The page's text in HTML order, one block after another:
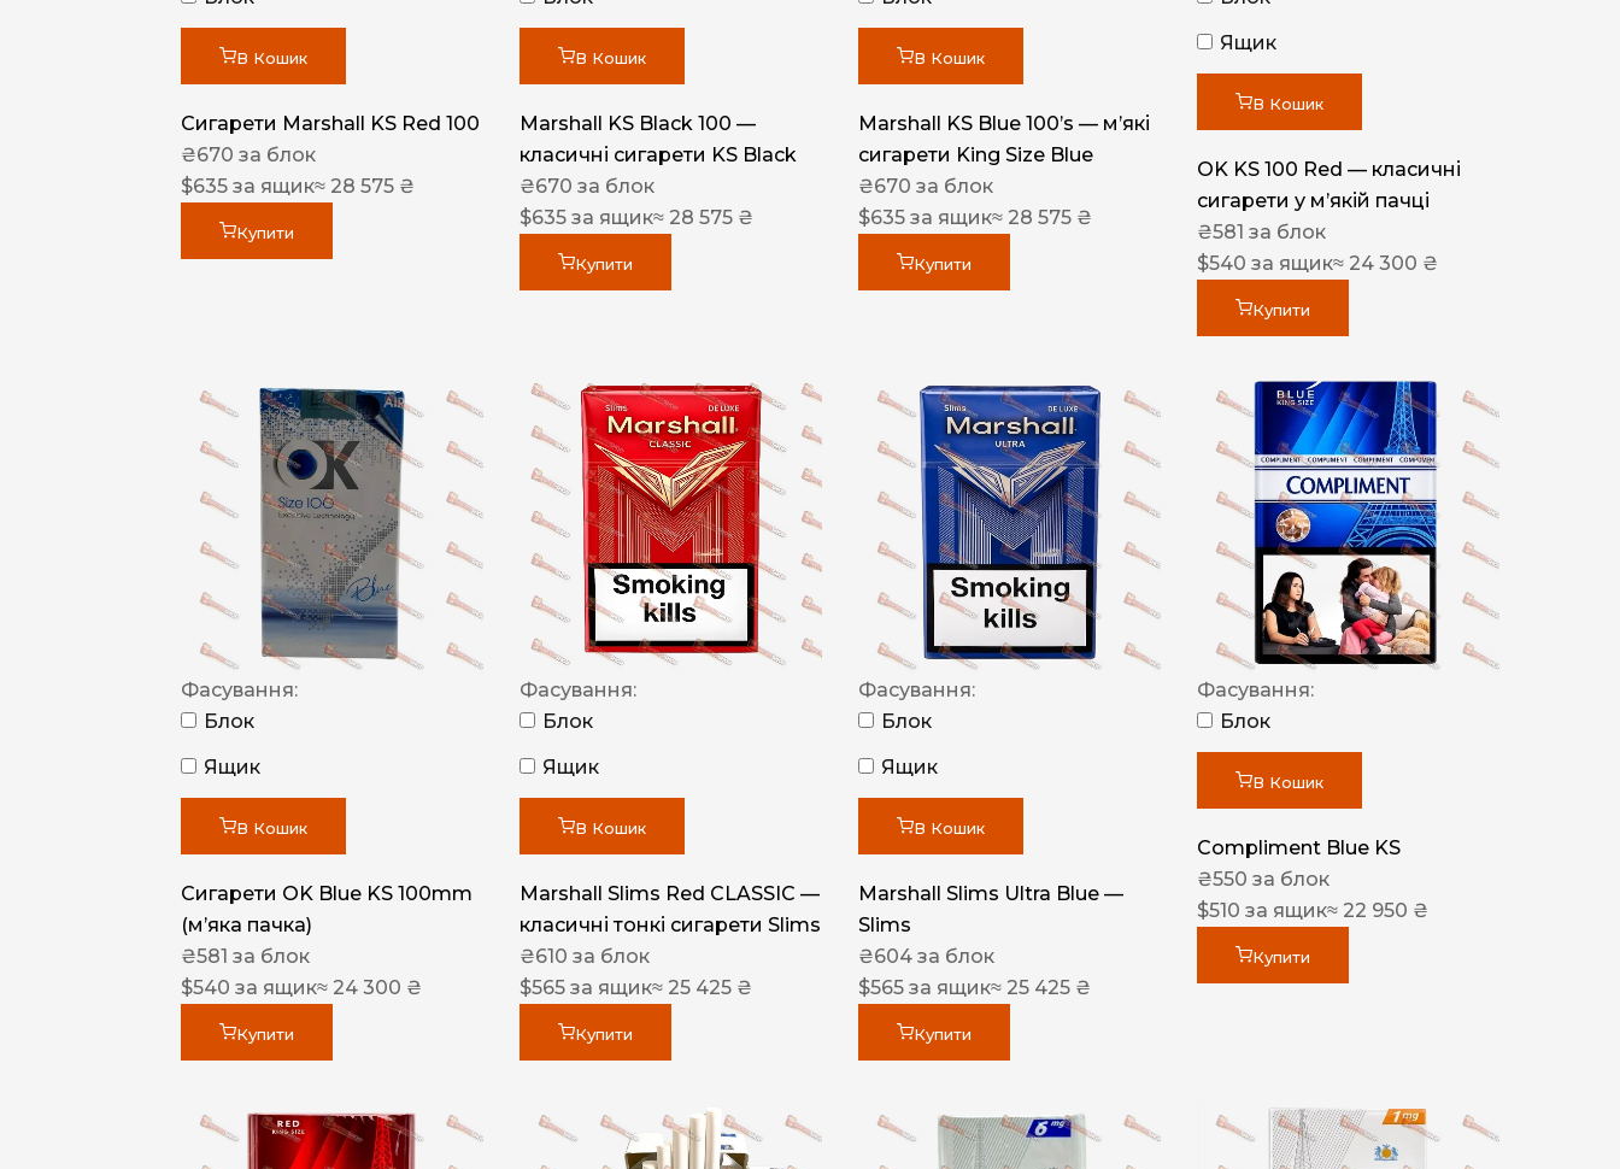
Nistru
PULL
Focus
De Santis
MONUS
NERO
NERO
Гуцульскі
Italian Blend 821
MAN
Arizona
В Кошик
Сигарети Marshall KS Red 100
₴670 за блок
$635 за ящик≈ 28 575 ₴
Купити
В Кошик
Marshall KS Black 100 —
класичні сигарети KS Black
₴670 за блок
$635 за ящик≈ 28 575 ₴
Купити
В Кошик
Marshall KS Blue 100’s — м’які
сигарети King Size Blue
₴670 за блок
$635 за ящик≈ 28 575 ₴
Купити
Ящик
В Кошик
OK KS 100 Red — класичні
сигарети у м’якій пачці
₴581 за блок
$540 за ящик≈ 24 300 ₴
Купити
Фасування:
Блок
Ящик
В Кошик
Сигарети OK Blue KS 100mm
(м’яка пачка)
₴581 за блок
$540 за ящик≈ 24 300 ₴
Купити
Фасування:
Блок
Ящик
В Кошик
Marshall Slims Red CLASSIC —
класичні тонкі сигарети Slims
₴610 за блок
$565 за ящик≈ 25 425 ₴
Купити
Фасування:
Блок
Ящик
В Кошик
Marshall Slims Ultra Blue —
Slims
₴604 за блок
$565 за ящик≈ 25 425 ₴
Купити
Фасування:
Блок
В Кошик
Compliment Blue KS
₴550 за блок
$510 за ящик≈ 22 950 ₴
Купити